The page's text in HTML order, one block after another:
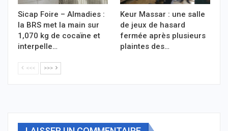
Sicap Foire – Almadies :
la BRS met la main sur
1,070 kg de cocaïne et
interpelle…
Keur Massar : une salle
de jeux de hasard
fermée après plusieurs
plaintes des…
<<< >>>